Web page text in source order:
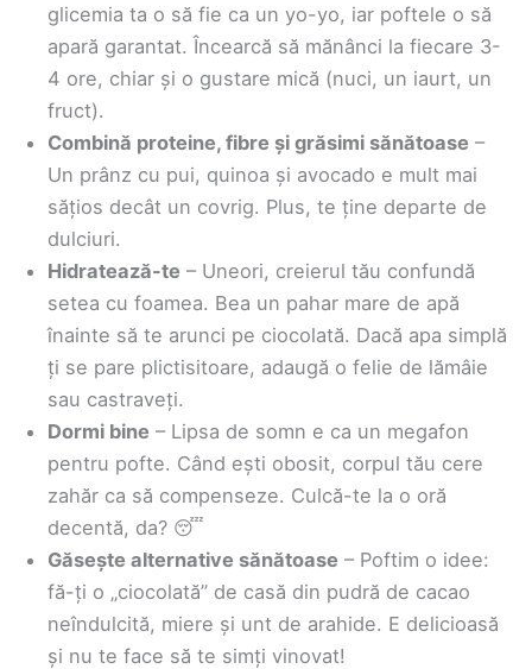
glicemia ta o să fie ca un yo-yo, iar poftele o să
apară garantat. Încearcă să mănânci la fiecare 3-
4 ore, chiar și o gustare mică (nuci, un iaurt, un
fruct).
Combină proteine, fibre și grăsimi sănătoase –
Un prânz cu pui, quinoa și avocado e mult mai
sățios decât un covrig. Plus, te ține departe de
dulciuri.
Hidratează-te – Uneori, creierul tău confundă
setea cu foamea. Bea un pahar mare de apă
înainte să te arunci pe ciocolată. Dacă apa simplă
ți se pare plictisitoare, adaugă o felie de lămâie
sau castraveți.
Dormi bine – Lipsa de somn e ca un megafon
pentru pofte. Când ești obosit, corpul tău cere
zahăr ca să compenseze. Culcă-te la o oră
decentă, da? 😴
Găsește alternative sănătoase – Poftim o idee:
fă-ți o „ciocolată” de casă din pudră de cacao
neîndulcită, miere și unt de arahide. E delicioasă
și nu te face să te simți vinovat!